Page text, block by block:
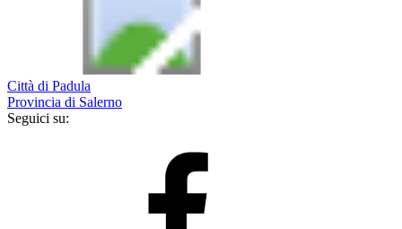
Città di Padula
Provincia di Salerno
Seguici su: